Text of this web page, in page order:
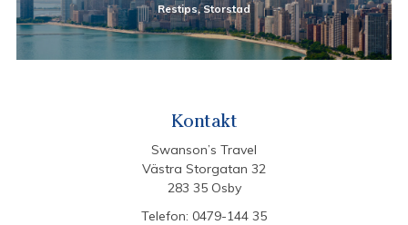
Restips, Storstad
Kontakt
Swanson’s Travel
Västra Storgatan 32
283 35 Osby
Telefon: 0479-144 35